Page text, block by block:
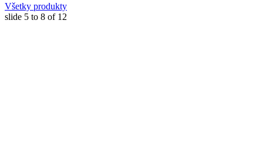
Všetky produkty
slide 5 to 8 of 12